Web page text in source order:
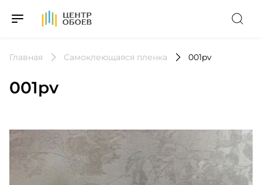
На Главную
Главная Самоклеющаяся пленка 001pv
001pv